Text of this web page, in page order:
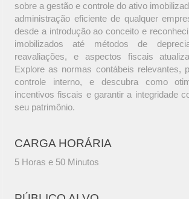
sobre a gestão e controle do ativo
administração eficiente de qualquer
desde a introdução ao conceito e
imobilizados até métodos de
reavaliações, e aspectos fiscais
Explore as normas contábeis relevantes,
controle interno, e descubra como
incentivos fiscais e garantir a integridade
seu patrimônio.
CARGA HORÁRIA
5 Horas e 50 Minutos